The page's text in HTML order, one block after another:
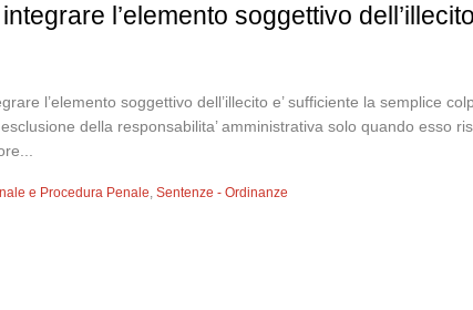
l’elemento soggettivo
l’elemento soggettivo dell’illecito e’ sufficiente la semplice
della responsabilita’ amministrativa solo quando esso
e Procedura Penale,Sentenze - Ordinanze